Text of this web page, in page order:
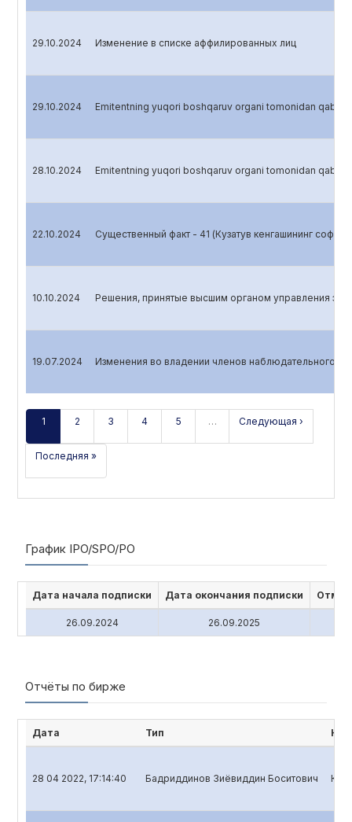
29.10.2024 Изменение в списке аффилированных лиц
29.10.2024 Emitentning yuqori boshqaruv organi tomonidan qabul
28.10.2024 Emitentning yuqori boshqaruv organi tomonidan qabul
22.10.2024 Существенный факт - 41 (Кузатув кенгашининг соф
10.10.2024 Решения, принятые высшим органом управления
19.07.2024 Изменения во владении членов наблюдательного
1 2 3 4 5 … Следующая ›
Последняя »
График IPO/SPO/PO
Дата начала подписки Дата окончания подписки
26.09.2024 26.09.2025
Отчёты по бирже
Дата Тип
28 04 2022, 17:14:40 Бадриддинов Зиёвиддин Боситович